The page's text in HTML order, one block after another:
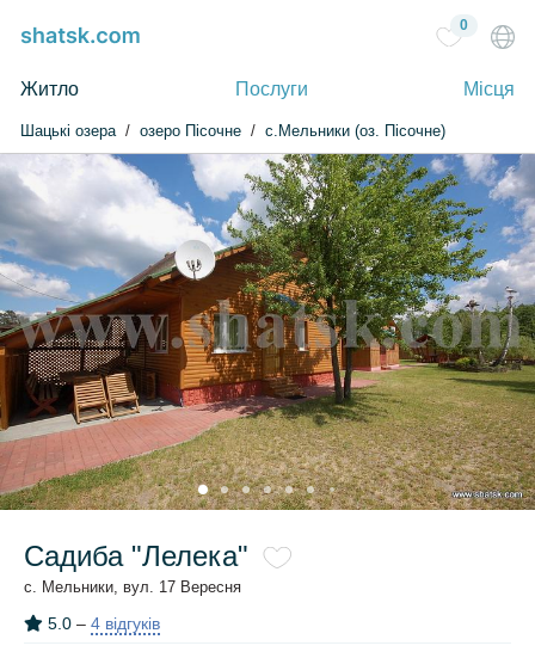
Житло Послуги Місця
0
Шацькі озера озеро Пісочне с.Мельники (оз. Пісочне)
Садиба "Лелека"
с. Мельники, вул. 17 Вересня
5.0 – 4 відгуків